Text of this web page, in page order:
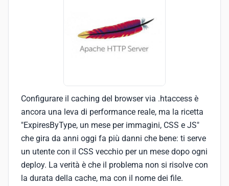
Configurare il caching del browser via .htaccess è
ancora una leva di performance reale, ma la ricetta
"ExpiresByType, un mese per immagini, CSS e JS"
che gira da anni oggi fa più danni che bene: ti serve
un utente con il CSS vecchio per un mese dopo ogni
deploy. La verità è che il problema non si risolve con
la durata della cache, ma con il nome dei file.